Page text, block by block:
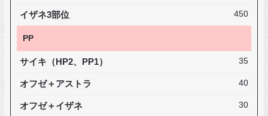
イザネ3部位 450
PP
サイキ（HP2、PP1） 35
オフゼ＋アストラ 40
オフゼ＋イザネ 30